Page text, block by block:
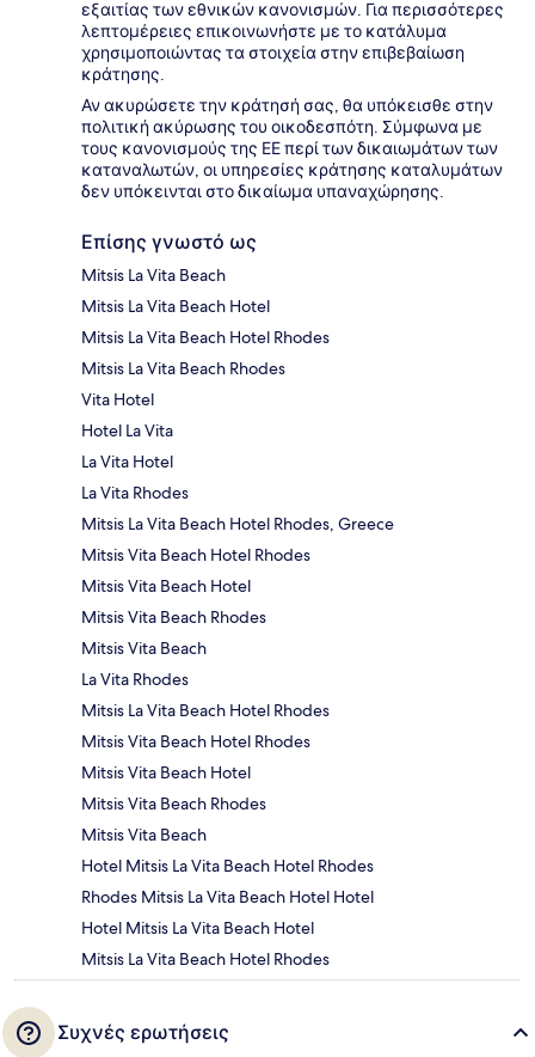
εξαιτίας των εθνικών κανονισμών. Για περισσότερες
λεπτομέρειες επικοινωνήστε με το κατάλυμα
χρησιμοποιώντας τα στοιχεία στην επιβεβαίωση
κράτησης.
Αν ακυρώσετε την κράτησή σας, θα υπόκεισθε στην
πολιτική ακύρωσης του οικοδεσπότη. Σύμφωνα με
τους κανονισμούς της ΕΕ περί των δικαιωμάτων των
καταναλωτών, οι υπηρεσίες κράτησης καταλυμάτων
δεν υπόκεινται στο δικαίωμα υπαναχώρησης.
Επίσης γνωστό ως
Mitsis La Vita Beach
Mitsis La Vita Beach Hotel
Mitsis La Vita Beach Hotel Rhodes
Mitsis La Vita Beach Rhodes
Vita Hotel
Hotel La Vita
La Vita Hotel
La Vita Rhodes
Mitsis La Vita Beach Hotel Rhodes, Greece
Mitsis Vita Beach Hotel Rhodes
Mitsis Vita Beach Hotel
Mitsis Vita Beach Rhodes
Mitsis Vita Beach
La Vita Rhodes
Mitsis La Vita Beach Hotel Rhodes
Mitsis Vita Beach Hotel Rhodes
Mitsis Vita Beach Hotel
Mitsis Vita Beach Rhodes
Mitsis Vita Beach
Hotel Mitsis La Vita Beach Hotel Rhodes
Rhodes Mitsis La Vita Beach Hotel Hotel
Hotel Mitsis La Vita Beach Hotel
Mitsis La Vita Beach Hotel Rhodes
Συχνές ερωτήσεις